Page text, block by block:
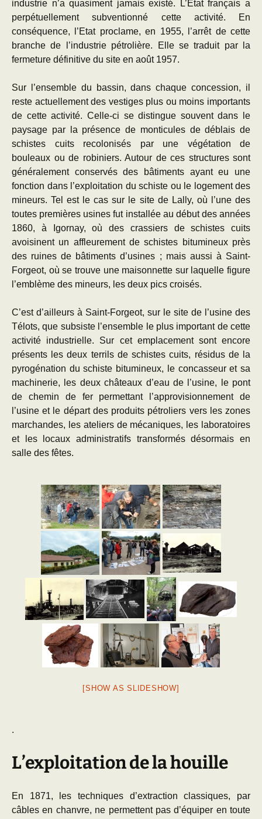
industrie n’a quasiment jamais existé. L’Etat français a
perpétuellement subventionné cette activité. En
conséquence, l’Etat proclame, en 1955, l’arrêt de cette
branche de l’industrie pétrolière. Elle se traduit par la
fermeture définitive du site en août 1957.
Sur l’ensemble du bassin, dans chaque concession, il
reste actuellement des vestiges plus ou moins importants
de cette activité. Celle-ci se distingue souvent dans le
paysage par la présence de monticules de déblais de
schistes cuits recolonisés par une végétation de
bouleaux ou de robiniers. Autour de ces structures sont
généralement conservés des bâtiments ayant eu une
fonction dans l’exploitation du schiste ou le logement des
mineurs. Tel est le cas sur le site de Lally, où l’une des
toutes premières usines fut installée au début des années
1860, à Igornay, où des crassiers de schistes cuits
avoisinent un affleurement de schistes bitumineux près
des ruines de bâtiments d’usines ; mais aussi à Saint-
Forgeot, où se trouve une maisonnette sur laquelle figure
l’emblème des mineurs, les deux pics croisés.
C’est d’ailleurs à Saint-Forgeot, sur le site de l’usine des
Télots, que subsiste l’ensemble le plus important de cette
activité industrielle. Sur cet emplacement sont encore
présents les deux terrils de schistes cuits, résidus de la
pyrogénation du schiste bitumineux, le concasseur et sa
machinerie, les deux châteaux d’eau de l’usine, le pont
de chemin de fer permettant l’approvisionnement de
l’usine et le départ des produits pétroliers vers les zones
marchandes, les ateliers de mécaniques, les laboratoires
et les locaux administratifs transformés désormais en
salle des fêtes.
[SHOW AS SLIDESHOW]
.
L’exploitation de la houille
En 1871, les techniques d’extraction classiques, par
câbles en chanvre, ne permettent pas d’équiper en toute